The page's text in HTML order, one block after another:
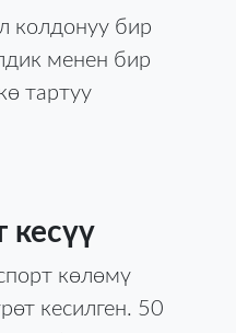
колдонуу бир
менен бир
тартуу
кесүү
көлөмү
кесилген. 50